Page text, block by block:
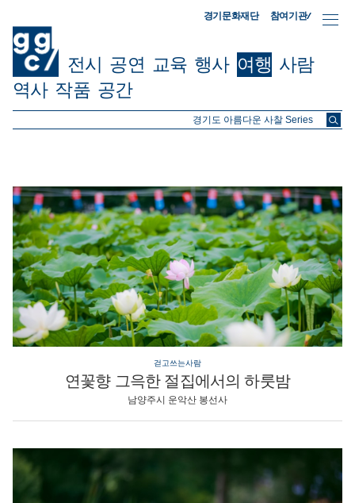
경기문화재단 참여기관/
전시 공연 교육 행사 여행 사람
역사 작품 공간
ggc/
걷고쓰는사람
연꽃향 그윽한 절집에서의 하룻밤
남양주시 운악산 봉선사